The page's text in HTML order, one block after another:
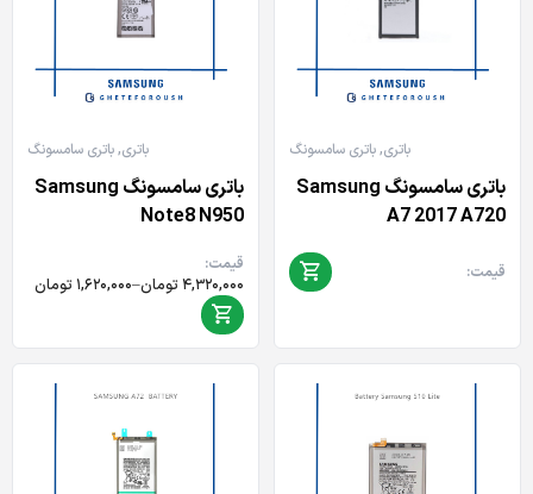
باتری,باتری سامسونگ
باتری سامسونگ Samsung
A7 2017 A720
قیمت:
باتری,باتری سامسونگ
باتری سامسونگ Samsung
Note8 N950
قیمت:
۴,۳۲۰,۰۰۰ تومان–۱,۶۲۰,۰۰۰ تومان
Price
range:
through
۴,۳۲۰,۰۰۰ تومان